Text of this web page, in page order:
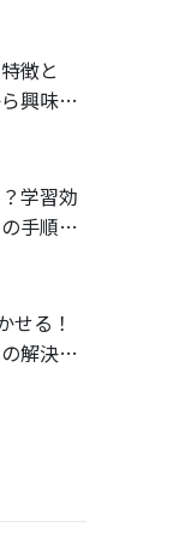
徴と
興味を
学習効
手順を
せる！
解決策